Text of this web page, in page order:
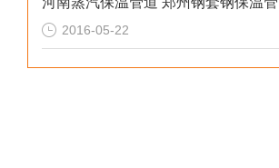
2016-05-22